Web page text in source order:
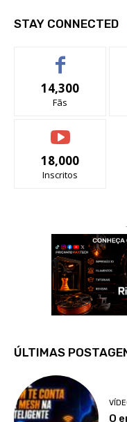
STAY CONNECTED
14,300
Fãs
18,000
Inscritos
ÚLTIMAS
O